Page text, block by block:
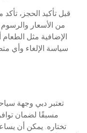
قبل تأكيد الحجز،
من الأسعار والرسوم
الإضافية مثل
سياسة الإلغاء وأي
تعتبر دبي وجهة
مسبقًا لضمان
تختاره. يمكن أن